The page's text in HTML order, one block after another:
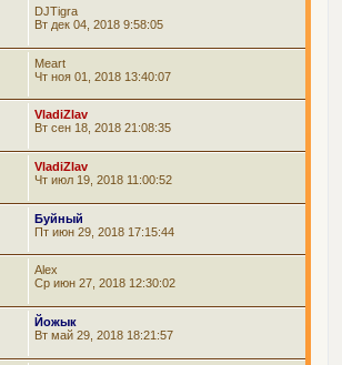
DJTigra
Вт дек 04, 2018 9:58:05
Meart
Чт ноя 01, 2018 13:40:07
VladiZlav
Вт сен 18, 2018 21:08:35
VladiZlav
Чт июл 19, 2018 11:00:52
Буйный
Пт июн 29, 2018 17:15:44
Alex
Ср июн 27, 2018 12:30:02
Йожык
Вт май 29, 2018 18:21:57